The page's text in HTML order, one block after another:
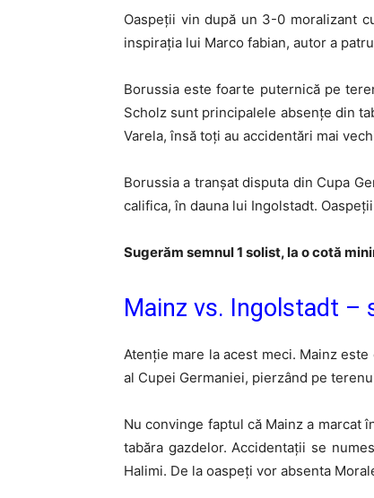
Oaspeții vin după un 3-0 moralizant
inspirația lui Marco fabian, autor a
Borussia este foarte puternică pe
Scholz sunt principalele absențe din
Varela, însă toți au accidentări mai
Borussia a tranșat disputa din Cupa
califica, în dauna lui Ingolstadt.
Sugerăm semnul 1 solist, la o cotă
Mainz vs. Ingolstadt –
Atenție mare la acest meci. Mainz
al Cupei Germaniei, pierzând pe
Nu convinge faptul că Mainz a marcat
tabăra gazdelor. Accidentații se
Halimi. De la oaspeți vor absenta